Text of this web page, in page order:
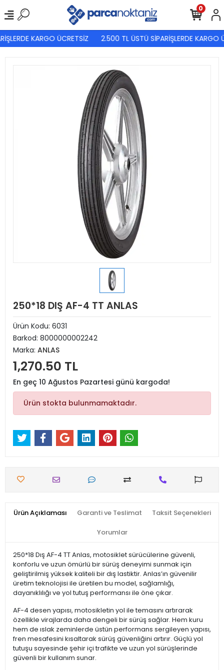
KARGO ÜCRETSİZ 2.500 TL ÜSTÜ SİPARİŞLERDE KARGO
0
250*18 DIŞ AF-4 TT ANLAS
Ürün Kodu: 6031
Barkod: 8000000002242
Marka: ANLAS
1,270.50 TL
En geç 10 Ağustos Pazartesi günü kargoda!
Ürün stokta bulunmamaktadır.
Ürün Açıklaması Garanti ve Teslimat Taksit Seçenekleri
Yorumlar
250*18 Dış AF-4 TT Anlas, motosiklet sürücülerine güvenli,
konforlu ve uzun ömürlü bir sürüş deneyimi sunmak için
geliştirilmiş yüksek kaliteli bir dış lastiktir. Anlas’ın güvenilir
üretim teknolojisi ile üretilen bu model, sağlamlığı,
dayanıklılığı ve yol tutuş performansı ile öne çıkar.
AF-4 desen yapısı, motosikletin yol ile temasını artırarak
özellikle virajlarda daha dengeli bir sürüş sağlar. Hem kuru
hem de ıslak zeminlerde üstün performans sergileyen yapısı,
fren mesafesini kısaltarak sürüş güvenliğini artırır. Güçlü yol
tutuşu sayesinde şehir içi trafikte ve uzun yol sürüşlerinde
güvenli bir kullanım sunar.